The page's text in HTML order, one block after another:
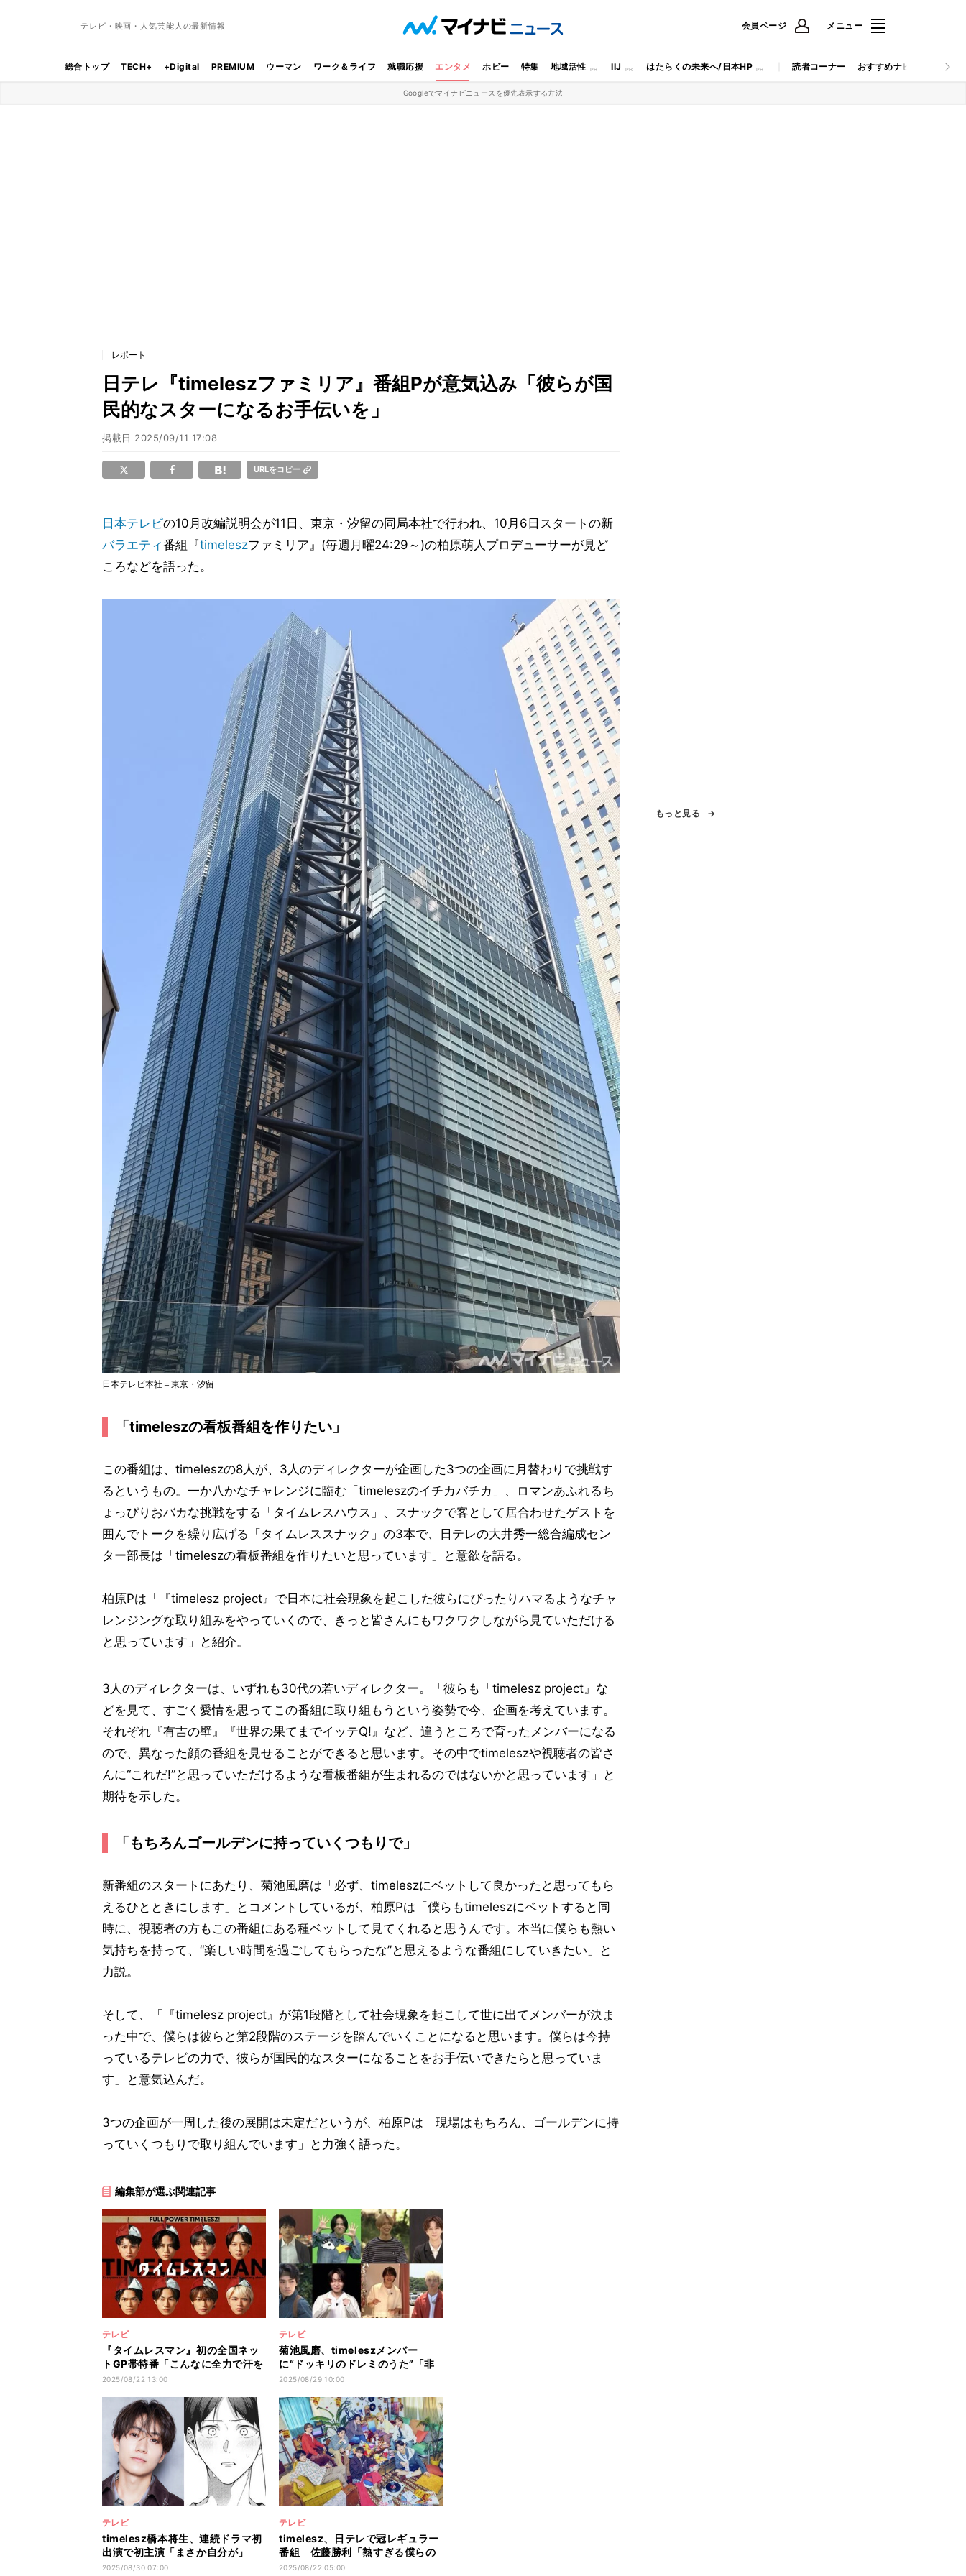
テレビ・映画・人気芸能人の最新情報 会員ページ メニュー
総合トップ TECH+ +Digital PREMIUM ウーマン ワーク＆ライフ 就職応援 エンタメ ホビー 特集 地域活性 IIJ はたらくの未来へ/日本HP 読者コーナー おすすめナビ マイナビ
Googleでマイナビニュースを優先表示する方法
レポート
日テレ『timeleszファミリア』番組Pが意気込み「彼らが国
民的なスターになるお手伝いを」
掲載日 2025/09/11 17:08
URLをコピー
日本テレビの10月改編説明会が11日、東京・汐留の同局本社で行われ、10月6日スタートの新
バラエティ番組『timeleszファミリア』(毎週月曜24:29～)の柏原萌人プロデューサーが見ど
ころなどを語った。
日本テレビ本社＝東京・汐留
「timeleszの看板番組を作りたい」
この番組は、timeleszの8人が、3人のディレクターが企画した3つの企画に月替わりで挑戦す
るというもの。一か八かなチャレンジに臨む「timeleszのイチカバチカ」、ロマンあふれるち
ょっぴりおバカな挑戦をする「タイムレスハウス」、スナックで客として居合わせたゲストを
囲んでトークを繰り広げる「タイムレススナック」の3本で、日テレの大井秀一総合編成セン
ター部長は「timeleszの看板番組を作りたいと思っています」と意欲を語る。
柏原Pは「『timelesz project』で日本に社会現象を起こした彼らにぴったりハマるようなチャ
レンジングな取り組みをやっていくので、きっと皆さんにもワクワクしながら見ていただける
と思っています」と紹介。
3人のディレクターは、いずれも30代の若いディレクター。「彼らも「timelesz project』な
どを見て、すごく愛情を思ってこの番組に取り組もうという姿勢で今、企画を考えています。
それぞれ『有吉の壁』『世界の果てまでイッテQ!』など、違うところで育ったメンバーになる
ので、異なった顔の番組を見せることができると思います。その中でtimeleszや視聴者の皆さ
んに“これだ!”と思っていただけるような看板番組が生まれるのではないかと思っています」と
期待を示した。
「もちろんゴールデンに持っていくつもりで」
新番組のスタートにあたり、菊池風磨は「必ず、timeleszにベットして良かったと思ってもら
えるひとときにします」とコメントしているが、柏原Pは「僕らもtimeleszにベットすると同
時に、視聴者の方もこの番組にある種ベットして見てくれると思うんです。本当に僕らも熱い
気持ちを持って、“楽しい時間を過ごしてもらったな”と思えるような番組にしていきたい」と
力説。
そして、「『timelesz project』が第1段階として社会現象を起こして世に出てメンバーが決ま
った中で、僕らは彼らと第2段階のステージを踏んでいくことになると思います。僕らは今持
っているテレビの力で、彼らが国民的なスターになることをお手伝いできたらと思っていま
す」と意気込んだ。
3つの企画が一周した後の展開は未定だというが、柏原Pは「現場はもちろん、ゴールデンに持
っていくつもりで取り組んでいます」と力強く語った。
編集部が選ぶ関連記事
テレビ
『タイムレスマン』初の全国ネッ
トGP帯特番「こんなに全力で汗を
かくヒーローは見たことがない」
2025/08/22 13:00
テレビ
菊池風磨、timeleszメンバー
に“ドッキリのドレミのうた”「非
常に面白かったので安心しまし
2025/08/29 10:00
テレビ
timelesz橋本将生、連続ドラマ初
出演で初主演「まさか自分が」
「本当にびっくりしました」
2025/08/30 07:00
テレビ
timelesz、日テレで冠レギュラー
番組 佐藤勝利「熱すぎる僕らの
生き様を…」
2025/08/22 05:00
もっと見る